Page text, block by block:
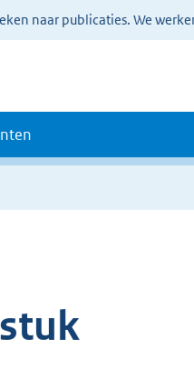
naar publicaties. We